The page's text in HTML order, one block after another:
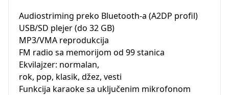
Audiostriming preko Bluetooth-a (A2DP profil)
USB/SD plejer (do 32 GB)
MP3/VMA reprodukcija
FM radio sa memorijom od 99 stanica
Ekvilajzer: normalan,
rok, pop, klasik, džez, vesti
Funkcija karaoke sa uključenim mikrofonom